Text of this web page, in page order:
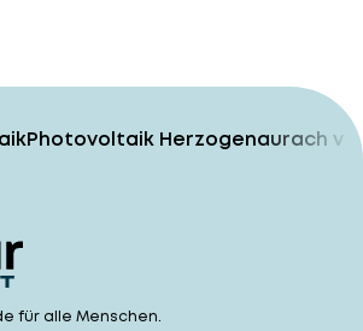
Photovoltaik Herzogenaurach
für alle Menschen.